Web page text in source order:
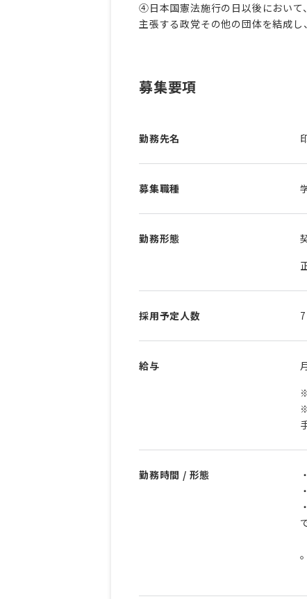
④日本国憲法施行の日以後において
主張する政党その他の団体を結成
募集要項
勤務先名
募集職種
勤務形態
採用予定人数
給与
勤務時間 / 形態
。